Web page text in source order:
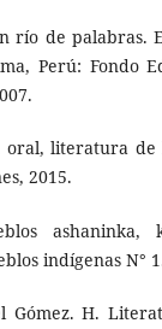
río de palabras.
Perú: Fondo
oral, literatura
2015.
ashaninka,
indígenas N°
Gómez. H.